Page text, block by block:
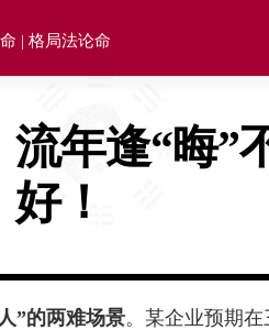
| 格局法论命
流年逢“晦”
好！
”的两难场景。某企业预期